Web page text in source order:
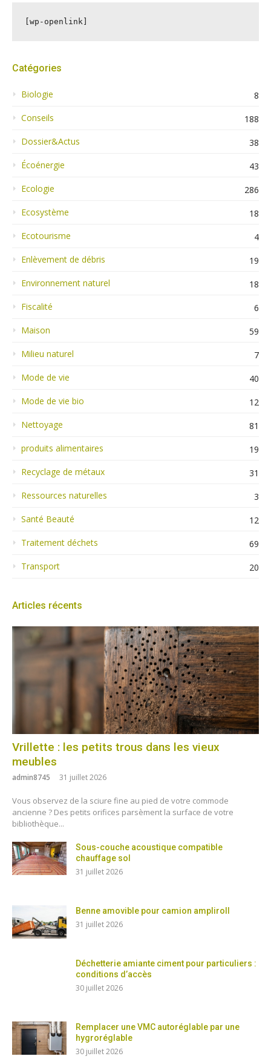
[wp-openlink]
Catégories
Biologie
8
Conseils
188
Dossier&Actus
38
Écoénergie
43
Ecologie
286
Ecosystème
18
Ecotourisme
4
Enlèvement de débris
19
Environnement naturel
18
Fiscalité
6
Maison
59
Milieu naturel
7
Mode de vie
40
Mode de vie bio
12
Nettoyage
81
produits alimentaires
19
Recyclage de métaux
31
Ressources naturelles
3
Santé Beauté
12
Traitement déchets
69
Transport
20
Articles récents
Vrillette : les petits trous dans les vieux
meubles
admin8745 31 juillet 2026
Vous observez de la sciure fine au pied de votre commode
ancienne ? Des petits orifices parsèment la surface de votre
bibliothèque...
Sous-couche acoustique compatible
chauffage sol
31 juillet 2026
Benne amovible pour camion ampliroll
31 juillet 2026
Déchetterie amiante ciment pour particuliers :
conditions d’accès
30 juillet 2026
Remplacer une VMC autoréglable par une
hygroréglable
30 juillet 2026